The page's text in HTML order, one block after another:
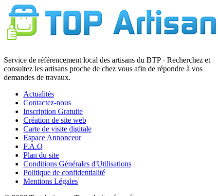
Service de référencement local des artisans du BTP - Recherchez et
consultez les artisans proche de chez vous afin de répondre à vos
demandes de travaux.
Actualités
Contactez-nous
Inscription Gratuite
Création de site web
Carte de visite digitale
Espace Annonceur
F.A.Q
Plan du site
Conditions Générales d'Utilisations
Politique de confidentialité
Mentions Légales